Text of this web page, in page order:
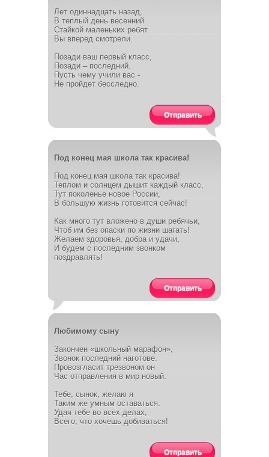
Лет одиннадцать назад,
В теплый день весенний
Стайкой маленьких ребят
Вы вперед смотрели.
Позади ваш первый класс,
Позади – последний.
Пусть чему учили вас -
Не пройдет бесследно.
Отправить
Под конец мая школа так красива!
Под конец мая школа так красива!
Теплом и солнцем дышит каждый класс,
Тут поколенье новое России,
В большую жизнь готовится сейчас!
Как много тут вложено в души ребячьи,
Чтоб им без опаски по жизни шагать!
Желаем здоровья, добра и удачи,
И будем с последним звонком
поздравлять!
Отправить
Любимому сыну
Закончен «школьный марафон»,
Звонок последний наготове.
Провозгласит трезвоном он
Час отправления в мир новый.
Тебе, сынок, желаю я
Таким же умным оставаться.
Удач тебе во всех делах,
Всего, что хочешь добиваться!
Отправить